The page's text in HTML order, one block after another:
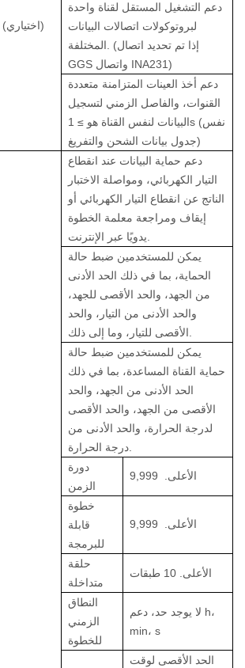
(اختياري)
دعم التشغيل المستقل لقناة واحدة
لبروتوكولات اتصالات البيانات
المختلفة. (إذا تم تحديد اتصال
GGS واتصال INA231)
دعم أخذ العينات المتزامنة متعددة
القنوات، والفاصل الزمني لتسجيل
البيانات لنفس القناة هو ≥ 1s (نفس
جدول بيانات الشحن والتفريغ)
دعم حماية البيانات عند انقطاع
التيار الكهربائي، ومواصلة الاختبار
الناتج عن انقطاع التيار الكهربائي أو
إيقاف ومراجعة معلمة الخطوة
يدويًا عبر الإنترنت.
يمكن للمستخدمين ضبط حالة
الحماية، بما في ذلك الحد الأدنى
من الجهد، والحد الأقصى للجهد،
والحد الأدنى من التيار، والحد
الأقصى للتيار، وما إلى ذلك.
يمكن للمستخدمين ضبط حالة
حماية القناة المساعدة، بما في ذلك
الحد الأدنى من الجهد، والحد
الأقصى من الجهد، والحد الأقصى
لدرجة الحرارة، والحد الأدنى من
درجة الحرارة.
دورة
الزمن
الأعلى. 9,999
خطوة
قابلة
للبرمجة
الأعلى. 9,999
حلقة
متداخلة
الأعلى. 10 طبقات
النطاق
الزمني
للخطوة
لا يوجد حد، دعم h،
min، s
الحد الأقصى لوقت